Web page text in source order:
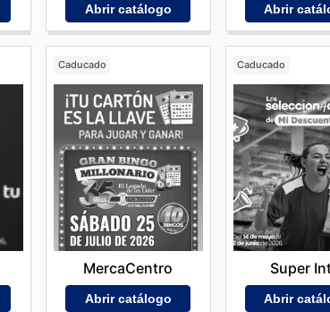
Abrir catálogo Abrir
Caducado
MercaCentro
Abrir catálogo
Caducado
Super
Abrir